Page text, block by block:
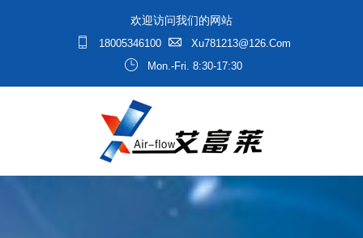
欢迎访问我们的网站
18005346100
Xu781213@126.com
Mon.-Fri. 8:30-17:30